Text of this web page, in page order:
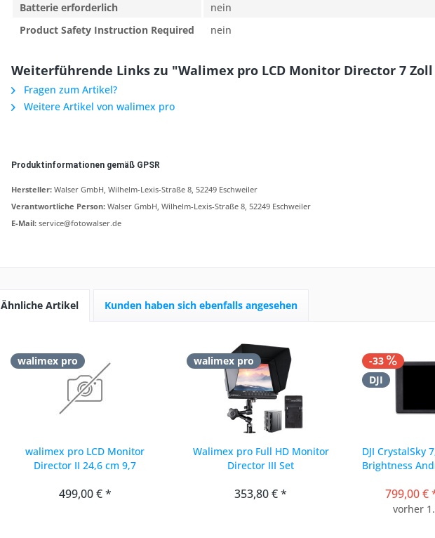
Batterie erforderlich
nein
Product Safety Instruction Required
nein
Weiterführende Links zu "Walimex pro LCD Monitor Director 7 Zoll
Fragen zum Artikel?
Weitere Artikel von walimex pro
Produktinformationen gemäß GPSR
Hersteller: Walser GmbH, Wilhelm-Lexis-Straße 8, 52249 Eschweiler
Verantwortliche Person: Walser GmbH, Wilhelm-Lexis-Straße 8, 52249 Eschweiler
E-Mail: service@fotowalser.de
Ähnliche Artikel Kunden haben sich ebenfalls angesehen
walimex pro
walimex pro LCD Monitor
Director II 24,6 cm 9,7
499,00 € *
walimex pro
Walimex pro Full HD Monitor
Director III Set
353,80 € *
-33
DJI
DJI CrystalSky
Brightness
799,00 €
vorher